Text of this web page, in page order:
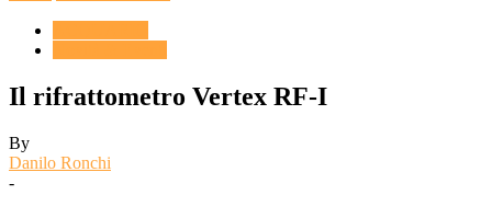
Il rifrattometro Vertex RF-I
By
Danilo Ronchi
-